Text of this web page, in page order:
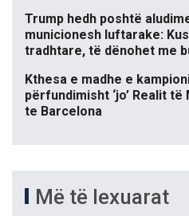
Trump hedh poshtë
municionesh luftarake:
tradhtare, të dënohet me
Kthesa e madhe e
përfundimisht ‘jo’ Realit
te Barcelona
Më të lexuarat